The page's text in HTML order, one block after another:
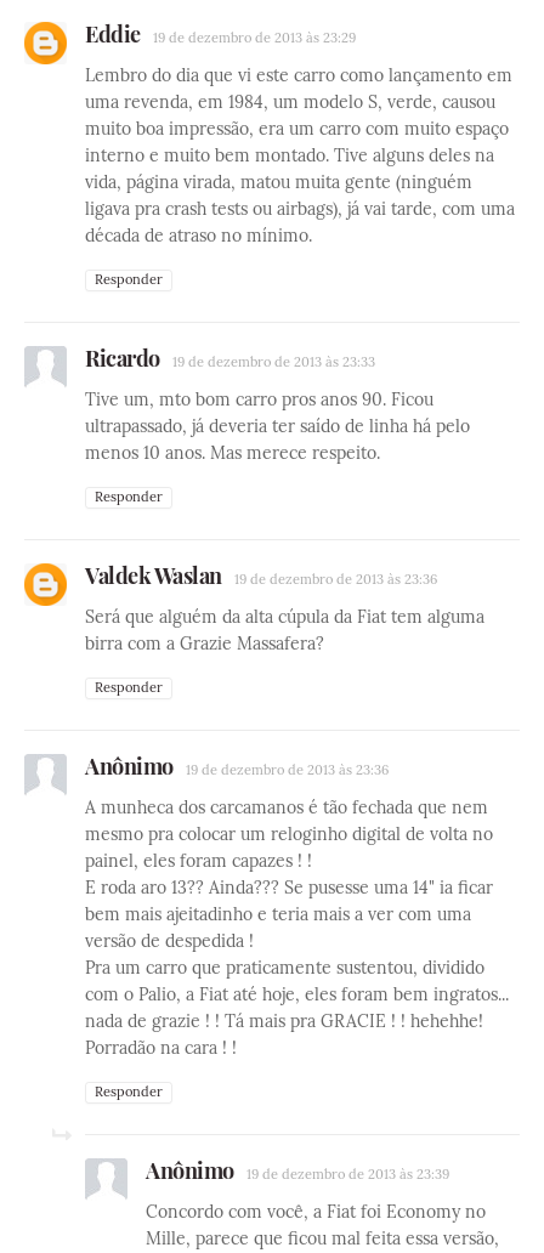
Eddie 19 de dezembro de 2013 às 23:29
Lembro do dia que vi este carro como lançamento em
uma revenda, em 1984, um modelo S, verde, causou
muito boa impressão, era um carro com muito espaço
interno e muito bem montado. Tive alguns deles na
vida, página virada, matou muita gente (ninguém
ligava pra crash tests ou airbags), já vai tarde, com uma
década de atraso no mínimo.
Responder
Ricardo 19 de dezembro de 2013 às 23:33
Tive um, mto bom carro pros anos 90. Ficou
ultrapassado, já deveria ter saído de linha há pelo
menos 10 anos. Mas merece respeito.
Responder
Valdek Waslan 19 de dezembro de 2013 às 23:36
Será que alguém da alta cúpula da Fiat tem alguma
birra com a Grazie Massafera?
Responder
Anônimo 19 de dezembro de 2013 às 23:36
A munheca dos carcamanos é tão fechada que nem
mesmo pra colocar um reloginho digital de volta no
painel, eles foram capazes ! !
E roda aro 13?? Ainda??? Se pusesse uma 14" ia ficar
bem mais ajeitadinho e teria mais a ver com uma
versão de despedida !
Pra um carro que praticamente sustentou, dividido
com o Palio, a Fiat até hoje, eles foram bem ingratos...
nada de grazie ! ! Tá mais pra GRACIE ! ! hehehhe!
Porradão na cara ! !
Responder
Anônimo 19 de dezembro de 2013 às 23:39
Concordo com você, a Fiat foi Economy no
Mille, parece que ficou mal feita essa versão,